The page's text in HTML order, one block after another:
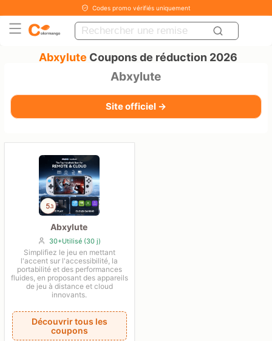
Codes promo vérifiés uniquement
Abxylute Coupons de réduction 2026
Abxylute
Site officiel →
Abxylute
30+Utilisé (30 j)
Simplifiez le jeu en mettant
l'accent sur l'accessibilité, la
portabilité et des performances
fluides, en proposant des appareils
de jeu à distance et cloud
innovants.
Découvrir tous les
coupons